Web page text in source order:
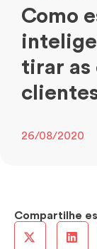
Como
tirar as
26/08/2020
Compartilhe